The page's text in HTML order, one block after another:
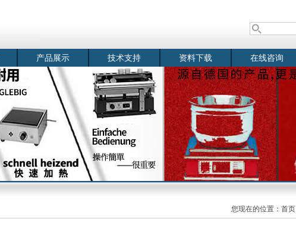
产品展示 技术支持 资料下载 在线咨询
您现在的位置： 首页